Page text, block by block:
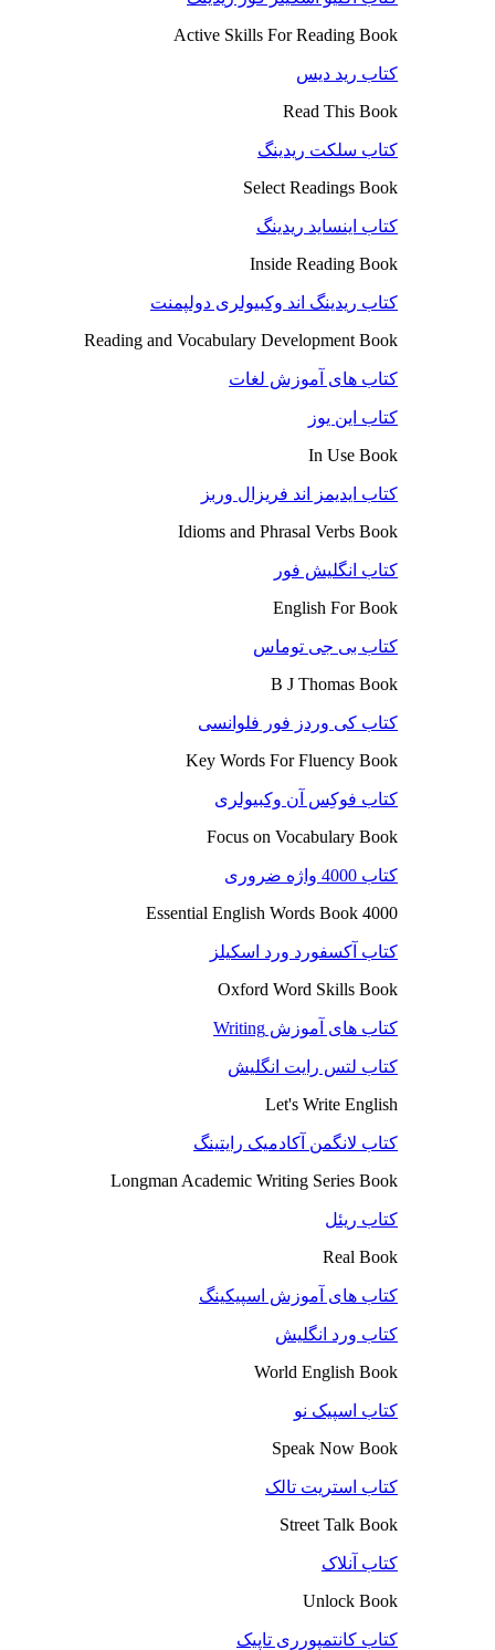
Active Skills For Reading Book
کتاب رید دیس
Read This Book
کتاب سلکت ریدینگ
Select Readings Book
کتاب اینساید ریدینگ
Inside Reading Book
کتاب ریدینگ اند وکبیولری دولپمنت
Reading and Vocabulary Development Book
کتاب های آموزش لغات
کتاب این یوز
In Use Book
کتاب ایدیمز اند فریزال وربز
Idioms and Phrasal Verbs Book
کتاب انگلیش فور
English For Book
کتاب بی جی توماس
B J Thomas Book
کتاب کی وردز فور فلوانسی
Key Words For Fluency Book
کتاب فوکِس آن وکبیولری
Focus on Vocabulary Book
کتاب 4000 واژه ضروری
4000 Essential English Words Book
کتاب آکسفورد ورد اسکیلز
Oxford Word Skills Book
کتاب های آموزش Writing
کتاب لتس رایت انگلیش
Let's Write English
کتاب لانگمن آکادمیک رایتینگ
Longman Academic Writing Series Book
کتاب ریئل
Real Book
کتاب های آموزش اسپیکینگ
کتاب ورد انگلیش
World English Book
کتاب اسپیک نو
Speak Now Book
کتاب استریت تالک
Street Talk Book
کتاب آنلاک
Unlock Book
کتاب کانتمپورِری تاپیک